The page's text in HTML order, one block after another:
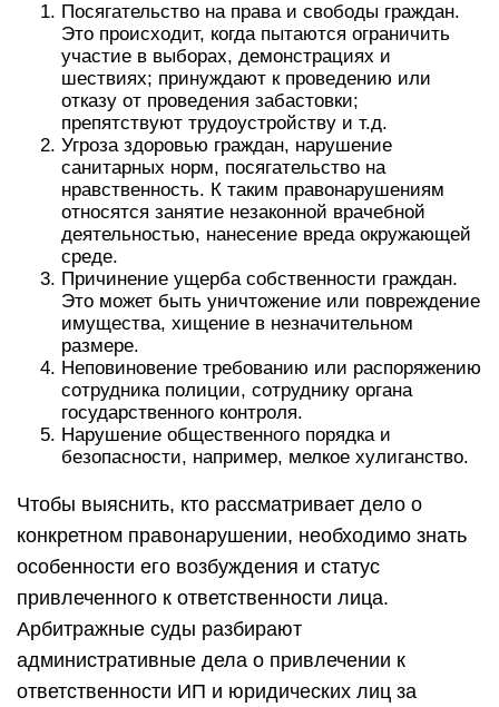
Посягательство на права и свободы граждан.
Это происходит, когда пытаются ограничить
участие в выборах, демонстрациях и
шествиях; принуждают к проведению или
отказу от проведения забастовки;
препятствуют трудоустройству и т.д.
Угроза здоровью граждан, нарушение
санитарных норм, посягательство на
нравственность. К таким правонарушениям
относятся занятие незаконной врачебной
деятельностью, нанесение вреда окружающей
среде.
Причинение ущерба собственности граждан.
Это может быть уничтожение или повреждение
имущества, хищение в незначительном
размере.
Неповиновение требованию или распоряжению
сотрудника полиции, сотруднику органа
государственного контроля.
Нарушение общественного порядка и
безопасности, например, мелкое хулиганство.
Чтобы выяснить, кто рассматривает дело о
конкретном правонарушении, необходимо знать
особенности его возбуждения и статус
привлеченного к ответственности лица.
Арбитражные суды разбирают
административные дела о привлечении к
ответственности ИП и юридических лиц за